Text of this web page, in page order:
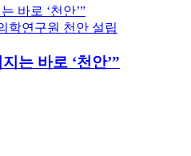
구원 천안 설립
바로 ‘천안’”